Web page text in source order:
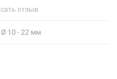
отзыв
10 - 22 мм